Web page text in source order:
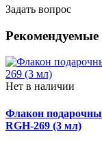
Задать вопрос
Нет в наличии
Флакон
RGH-269 (3 мл)